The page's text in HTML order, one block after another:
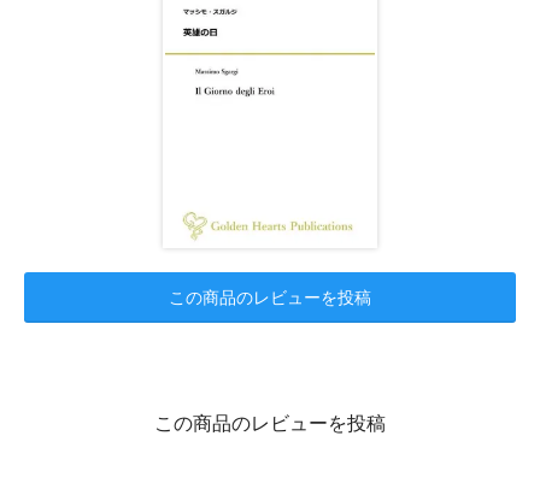
この商品のレビューを投稿
この商品のレビューを投稿